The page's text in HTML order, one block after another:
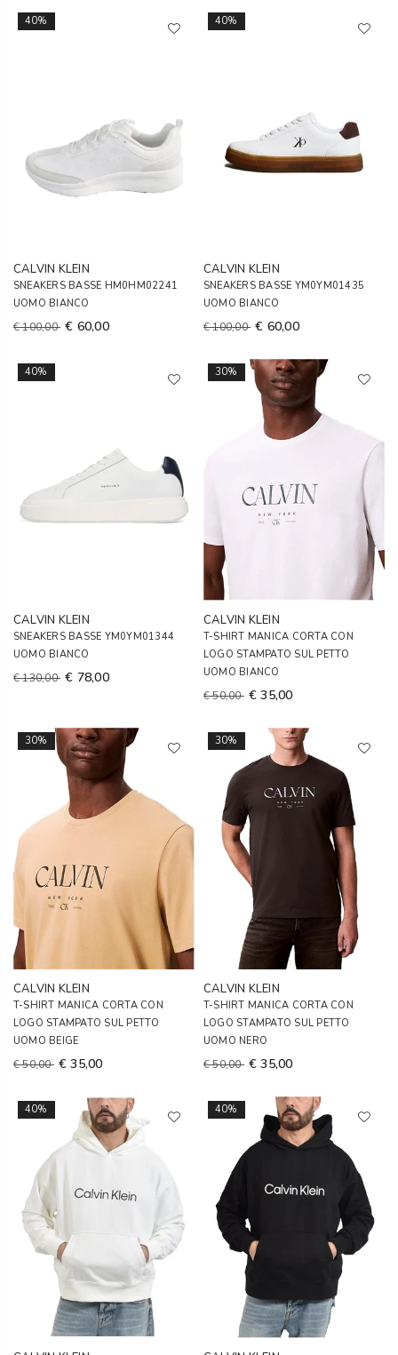
40%
CALVIN KLEIN
SNEAKERS BASSE HM0HM02241
UOMO BIANCO
€ 100,00 € 60,00
40%
CALVIN KLEIN
SNEAKERS BASSE YM0YM01435
UOMO BIANCO
€ 100,00 € 60,00
40%
CALVIN KLEIN
SNEAKERS BASSE YM0YM01344
UOMO BIANCO
€ 130,00 € 78,00
30%
CALVIN KLEIN
T-SHIRT MANICA CORTA CON
LOGO STAMPATO SUL PETTO
UOMO BIANCO
€ 50,00 € 35,00
30%
CALVIN KLEIN
T-SHIRT MANICA CORTA CON
LOGO STAMPATO SUL PETTO
UOMO BEIGE
€ 50,00 € 35,00
30%
CALVIN KLEIN
T-SHIRT MANICA CORTA CON
LOGO STAMPATO SUL PETTO
UOMO NERO
€ 50,00 € 35,00
40% 40%